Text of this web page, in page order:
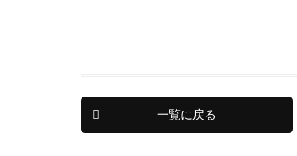
一覧に戻る